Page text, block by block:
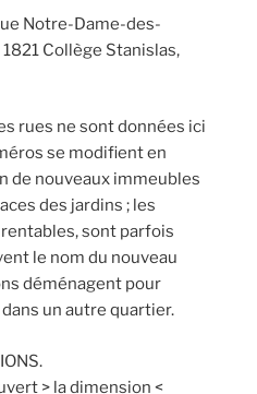
Notre-Dame-des-
Collège Stanislas,
rues ne sont données ici
se modifient en
de nouveaux immeubles
des jardins ; les
sont parfois
le nom du nouveau
déménagent pour
un autre quartier.
> la dimension <